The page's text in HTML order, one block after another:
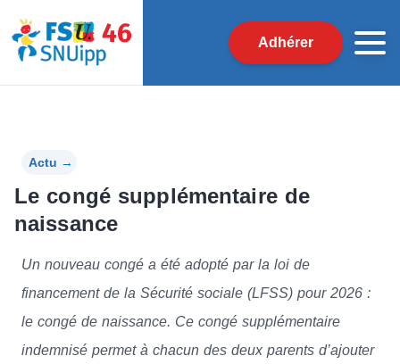
Adhérer
Actu →
Le congé supplémentaire de
naissance
Un nouveau congé a été adopté par la loi de
financement de la Sécurité sociale (LFSS) pour 2026 :
le congé de naissance. Ce congé supplémentaire
indemnisé permet à chacun des deux parents d’ajouter